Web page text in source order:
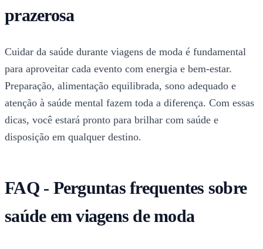
prazerosa
Cuidar da saúde durante viagens de moda é fundamental
para aproveitar cada evento com energia e bem-estar.
Preparação, alimentação equilibrada, sono adequado e
atenção à saúde mental fazem toda a diferença. Com essas
dicas, você estará pronto para brilhar com saúde e
disposição em qualquer destino.
FAQ - Perguntas frequentes sobre
saúde em viagens de moda